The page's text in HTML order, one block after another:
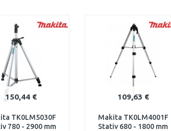
Vergleichen Vergleichen
150,44 €
TK0LM5030F
780 - 2900 mm
109,63 €
Makita TK0LM4001F
Stativ 680 - 1800 mm